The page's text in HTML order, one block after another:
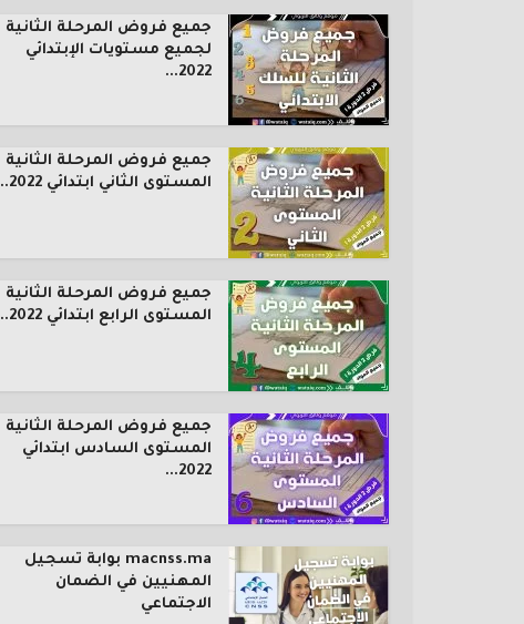
جميع فروض المرحلة الثانية
لجميع مستويات الإبتدائي
2022...
جميع فروض المرحلة الثانية
المستوى الثاني ابتدائي 2022...
جميع فروض المرحلة الثانية
المستوى الرابع ابتدائي 2022...
جميع فروض المرحلة الثانية
المستوى السادس ابتدائي
2022...
macnss.ma بوابة تسجيل
المهنيين في الضمان
الاجتماعي